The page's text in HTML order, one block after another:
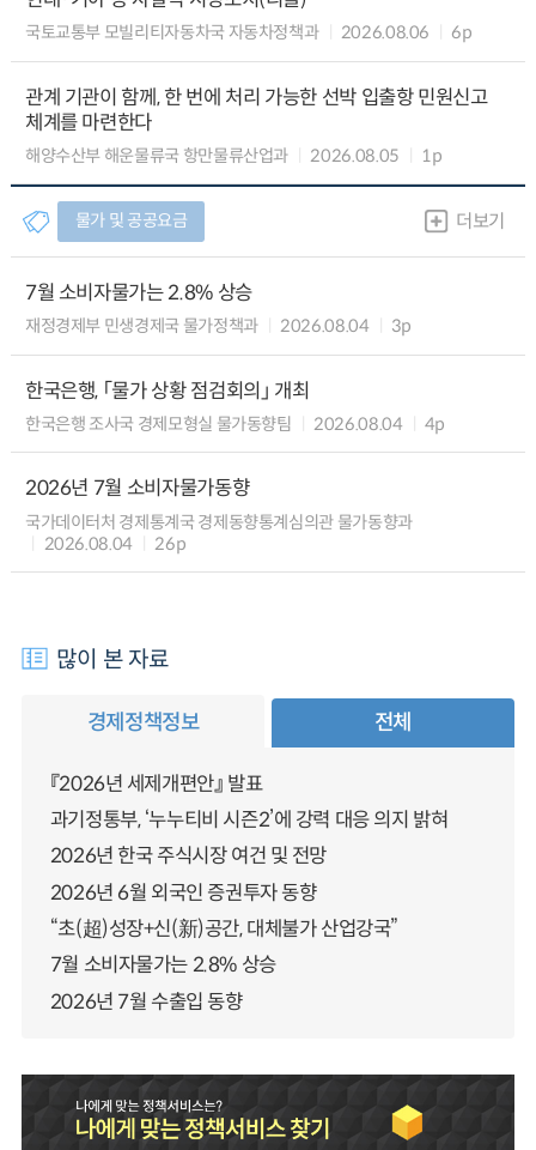
국토교통부 모빌리티자동차국 자동차정책과 2026.08.06 6p
관계 기관이 함께, 한 번에 처리 가능한 선박 입출항 민원신고
체계를 마련한다
해양수산부 해운물류국 항만물류산업과 2026.08.05 1p
물가 및 공공요금 더보기
7월 소비자물가는 2.8% 상승
재정경제부 민생경제국 물가정책과 2026.08.04 3p
한국은행, 「물가 상황 점검회의」 개최
한국은행 조사국 경제모형실 물가동향팀 2026.08.04 4p
2026년 7월 소비자물가동향
국가데이터처 경제통계국 경제동향통계심의관 물가동향과
2026.08.04
26p
많이 본 자료
경제정책정보 전체
『2026년 세제개편안』 발표
과기정통부, ‘누누티비 시즌2’에 강력 대응 의지 밝혀
2026년 한국 주식시장 여건 및 전망
2026년 6월 외국인 증권투자 동향
“초(超)성장+신(新)공간, 대체불가 산업강국”
7월 소비자물가는 2.8% 상승
2026년 7월 수출입 동향